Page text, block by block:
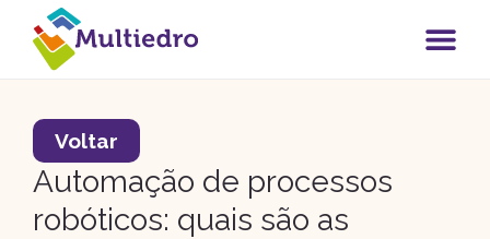
Voltar
Automação de processos
robóticos: quais são as